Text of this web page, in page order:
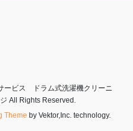
ービス ドラム式洗濯機クリーニ
All Rights Reserved.
Theme by Vektor,Inc. technology.